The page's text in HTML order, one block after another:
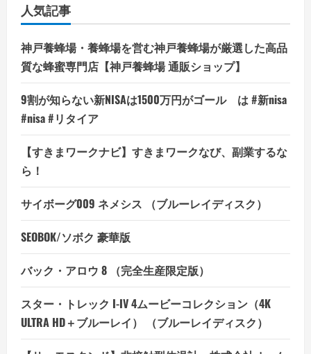
人気記事
神戸養蜂場・養蜂場を営む神戸養蜂場が厳選した高品
質な蜂蜜専門店【神戸養蜂場 通販ショップ】
9割が知らない新NISAは1500万円がゴール は #新nisa
#nisa #リタイア
【すきまワークナビ】すきまワークなび、副業するな
ら！
サイボーグ009 ネメシス （ブルーレイディスク）
SEOBOK/ソボク 豪華版
バック・アロウ 8 （完全生産限定版）
スター・トレック I-IV 4ムービーコレクション（4K
ULTRA HD＋ブルーレイ） （ブルーレイディスク）